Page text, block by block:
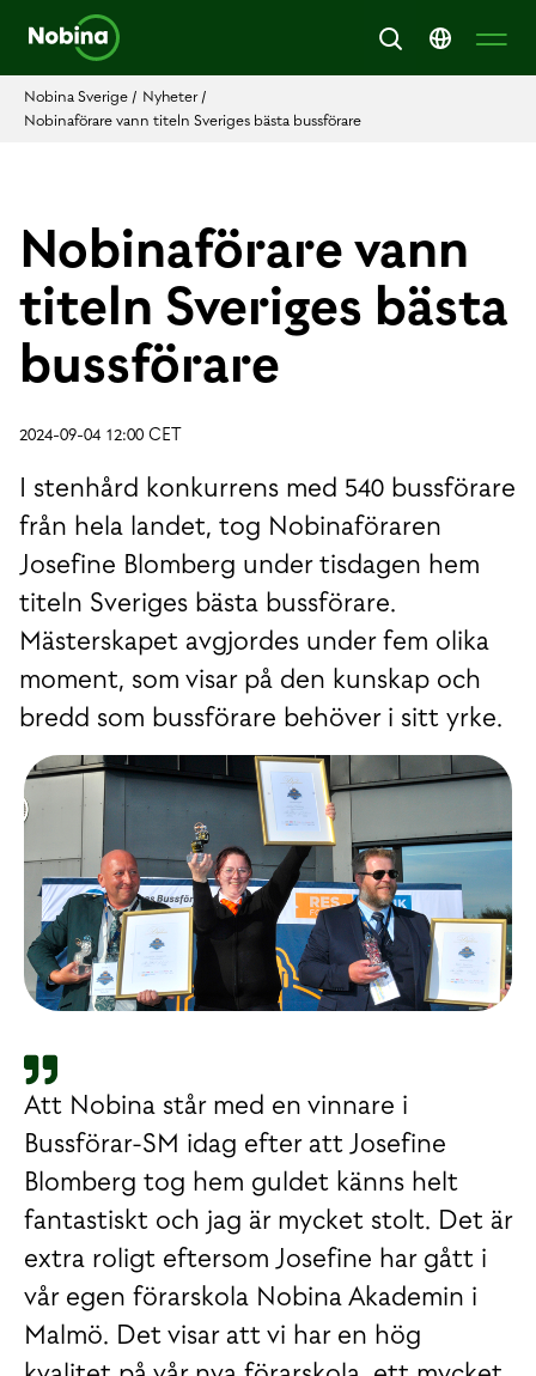
Nobina Sverige / Nyheter/
Nobinaförare vann titeln Sveriges bästa bussförare
Nobinaförare vann
titeln Sveriges bästa
bussförare
2024-09-04 12:00 CET
I stenhård konkurrens med 540 bussförare
från hela landet, tog Nobinaföraren
Josefine Blomberg under tisdagen hem
titeln Sveriges bästa bussförare.
Mästerskapet avgjordes under fem olika
moment, som visar på den kunskap och
bredd som bussförare behöver i sitt yrke.
Att Nobina står med en vinnare i
Bussförar-SM idag efter att Josefine
Blomberg tog hem guldet känns helt
fantastiskt och jag är mycket stolt. Det är
extra roligt eftersom Josefine har gått i
vår egen förarskola Nobina Akademin i
Malmö. Det visar att vi har en hög